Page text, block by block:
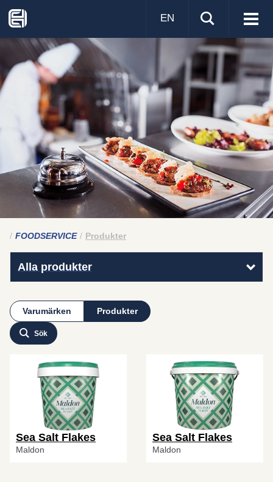
Visa
EN
FOODSERVICE Produkter
Alla produkter
Varumärken Produkter
Sök
Sea Salt Flakes
Maldon
Sea Salt Flakes
Maldon